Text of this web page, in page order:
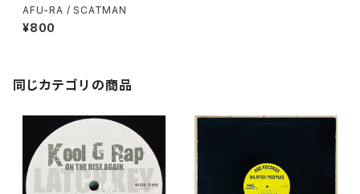
AFU-RA / SCATMAN
¥800
同じカテゴリの商品